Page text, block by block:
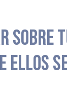
SOBRE
ELLOS